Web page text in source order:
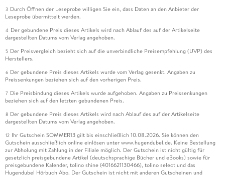
3 Durch Öffnen der Leseprobe willigen Sie ein, dass Daten an den Anbieter der
Leseprobe übermittelt werden.
4 Der gebundene Preis dieses Artikels wird nach Ablauf des auf der Artikelseite
dargestellten Datums vom Verlag angehoben.
5 Der Preisvergleich bezieht sich auf die unverbindliche Preisempfehlung (UVP) des
Herstellers.
6 Der gebundene Preis dieses Artikels wurde vom Verlag gesenkt. Angaben zu
Preissenkungen beziehen sich auf den vorherigen Preis.
7 Die Preisbindung dieses Artikels wurde aufgehoben. Angaben zu Preissenkungen
beziehen sich auf den letzten gebundenen Preis.
8 Der gebundene Preis dieses Artikels wird nach Ablauf des auf der Artikelseite
dargestellten Datums vom Verlag angehoben.
12 Ihr Gutschein SOMMER13 gilt bis einschließlich 10.08.2026. Sie können den
Gutschein ausschließlich online einlösen unter www.hugendubel.de. Keine Bestellung
zur Abholung mit Zahlung in der Filiale möglich. Der Gutschein ist nicht gültig für
gesetzlich preisgebundene Artikel (deutschsprachige Bücher und eBooks) sowie für
preisgebundene Kalender, tolino shine (4016621130466), tolino select und das
Hugendubel Hörbuch Abo. Der Gutschein ist nicht mit anderen Gutscheinen und